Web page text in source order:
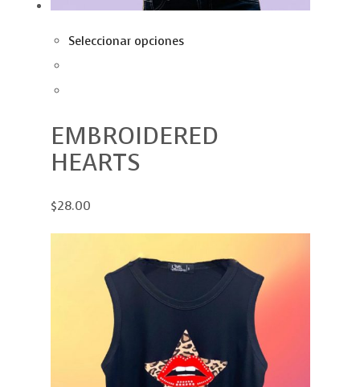
Seleccionar opciones
EMBROIDERED
HEARTS
$28.00